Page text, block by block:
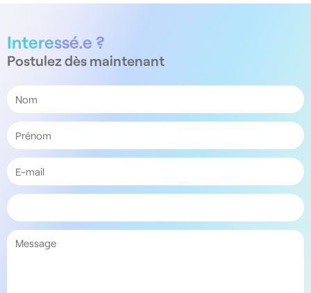
Interessé.e ?
Postulez dès maintenant